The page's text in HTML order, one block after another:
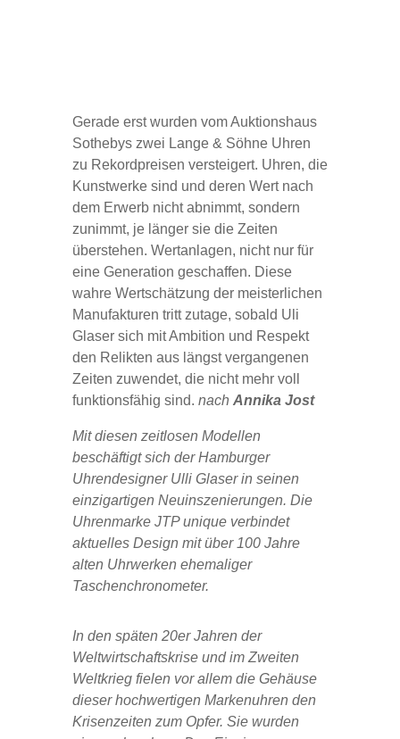
Gerade erst wurden vom Auktionshaus
Sothebys zwei Lange & Söhne Uhren
zu Rekordpreisen versteigert. Uhren, die
Kunstwerke sind und deren Wert nach
dem Erwerb nicht abnimmt, sondern
zunimmt, je länger sie die Zeiten
überstehen. Wertanlagen, nicht nur für
eine Generation geschaffen. Diese
wahre Wertschätzung der meisterlichen
Manufakturen tritt zutage, sobald Uli
Glaser sich mit Ambition und Respekt
den Relikten aus längst vergangenen
Zeiten zuwendet, die nicht mehr voll
funktionsfähig sind. nach Annika Jost
Mit diesen zeitlosen Modellen
beschäftigt sich der Hamburger
Uhrendesigner Ulli Glaser in seinen
einzigartigen Neuinszenierungen. Die
Uhrenmarke JTP unique verbindet
aktuelles Design mit über 100 Jahre
alten Uhrwerken ehemaliger
Taschenchronometer.
In den späten 20er Jahren der
Weltwirtschaftskrise und im Zweiten
Weltkrieg fielen vor allem die Gehäuse
dieser hochwertigen Markenuhren den
Krisenzeiten zum Opfer. Sie wurden